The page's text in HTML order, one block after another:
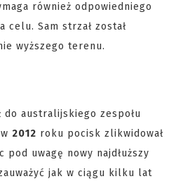
również odpowiedniego
celu. Sam strzał został
wyższego terenu.
australijskiego zespołu
2012 roku pocisk zlikwidował
pod uwagę nowy najdłuższy
jak w ciągu kilku lat